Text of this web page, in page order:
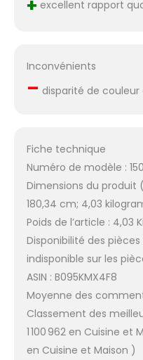
+ excellent rapport
Inconvénients
– disparité de
Fiche technique
Numéro de modèle :
Dimensions du produit
180,34 cm; 4,03
Poids de l’article : 4,03
Disponibilité des
indisponible sur les
ASIN : B095KMX4F8
Moyenne des
Classement des
1 100 962 en Cuisine et
en Cuisine et Maison )